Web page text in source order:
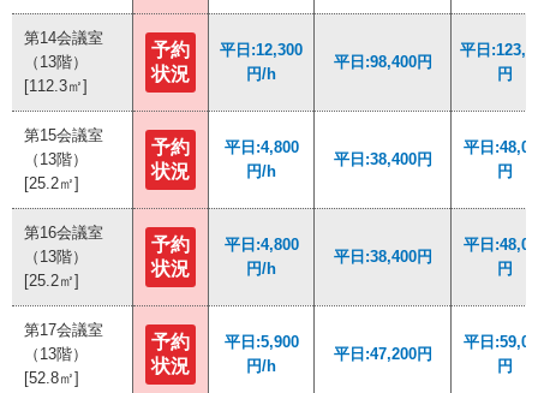
第14会議室
（13階）
[112.3㎡]
予約
状況
平日:12,300
円/h
平日:98,400円
平日
円
第15会議室
（13階）
[25.2㎡]
予約
状況
平日:4,800
円/h
平日:38,400円
平日
円
第16会議室
（13階）
[25.2㎡]
予約
状況
平日:4,800
円/h
平日:38,400円
平日
円
第17会議室
（13階）
[52.8㎡]
予約
状況
平日:5,900
円/h
平日:47,200円
平日
円
第14会議室
（13階）
[112.3㎡]
予約
状況
平日:12,300
円/h
平日:98,400円
平日
円
第15会議室
（13階）
[25.2㎡]
予約
状況
平日:4,800
円/h
平日:38,400円
平日
円
第16会議室
（13階）
[25.2㎡]
予約
状況
平日:4,800
円/h
平日:38,400円
平日
円
第17会議室
（13階）
[52.8㎡]
予約
状況
平日:5,900
円/h
平日:47,200円
平日
円